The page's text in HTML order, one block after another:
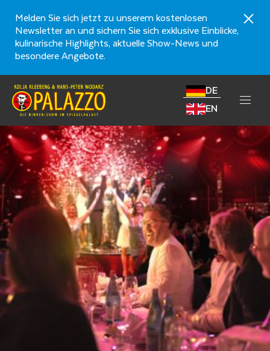
Melden Sie sich jetzt zu unserem kostenlosen
Newsletter an und sichern Sie sich exklusive Einblicke,
kulinarische Highlights, aktuelle Show-News und
besondere Angebote.
DE
EN